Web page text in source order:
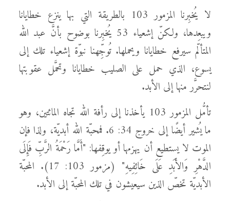
لا يُخبِرنا المزمور 103 بالطريقة التي بها ينزع خطايانا
ويبعِدها، ولكنّ إشعياء 53 يُخبِرنا بوضوح بأنَّ عبد الله
المتألّم سيرفع خطايانا ويحملها. تُوجِّهنا نبوّة إشعياء تلك إلى
يسوع، الذي حمل على الصليب خطايانا وتحمَّل عقوبتها
لنتحرَّر منها إلى الأبد.
تأمُّل المزمور 103 يأخذنا إلى رأفة الله تجاه المائتين، وهو
ما يُشير أيضًا إلى خروج 34: 6. فمحبّة الله أبديّة، ولذا فإن
الموت لا يستطيع أن يهزمها أو يوقِفها: "أَمَّا رَحْمَةُ الرَّبِّ فَإِلَى
الدَّهْرِ وَالأَبَدِ عَلَى خَائِفِيهِ" (مزمور 103: 17). المحبّة
الأبديّة تخصّ الذين سيعيشون في تلك المحبّة إلى الأبد.